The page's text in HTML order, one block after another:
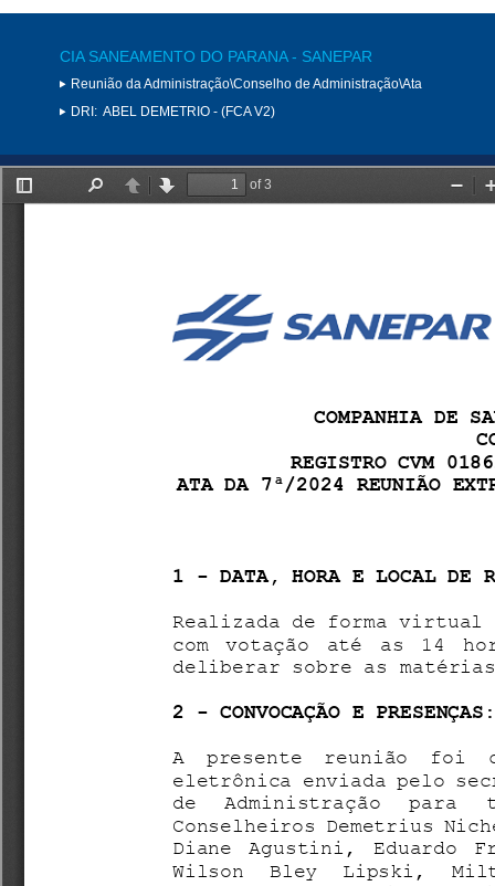
CIA SANEAMENTO DO PARANA - SANEPAR
Reunião da Administração\Conselho de Administração\Ata
DRI: ABEL DEMETRIO - (FCA V2)